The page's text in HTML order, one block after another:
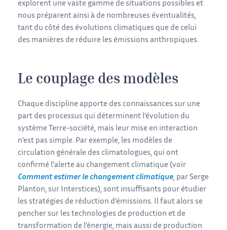
explorent une vaste gamme de situations possibles et
nous préparent ainsi à de nombreuses éventualités,
tant du côté des évolutions climatiques que de celui
des manières de réduire les émissions anthropiques.
Le couplage des modèles
Chaque discipline apporte des connaissances sur une
part des processus qui déterminent l’évolution du
système Terre-société, mais leur mise en interaction
n’est pas simple. Par exemple, les modèles de
circulation générale des climatologues, qui ont
confirmé l’alerte au changement climatique (voir
Comment estimer le changement climatique, par Serge
Planton, sur Interstices), sont insuffisants pour étudier
les stratégies de réduction d’émissions. Il faut alors se
pencher sur les technologies de production et de
transformation de l’énergie, mais aussi de production